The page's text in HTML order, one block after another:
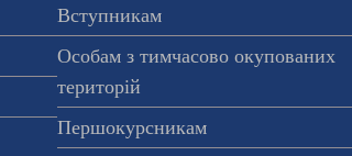
Вступникам
Особам з тимчасово окупованих
територій
Першокурсникам